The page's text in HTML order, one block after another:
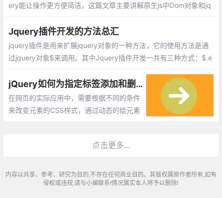
ery能让操作更方便简洁，这篇文章主要讲解原生js中Dom对象和jq
Jquery插件开发的方法总汇
jquery插件是用来扩展jquery对象的一种方法，它的使用方法是通
过jquery对象$来调用。其中Jquery插件开发一共有三种方式：$.e
jQuery如何为指定标签添加和删除一个样式
在网页的实际应用中，需要根据不同的条件
来改变元素的CSS样式，通过动态的给元素
点击更多...
内容以共享、参考、研究为目的,不存在任何商业目的。其版权属原作者所有,如有
侵权或违规,请与小编联系!情况属实本人将予以删除!